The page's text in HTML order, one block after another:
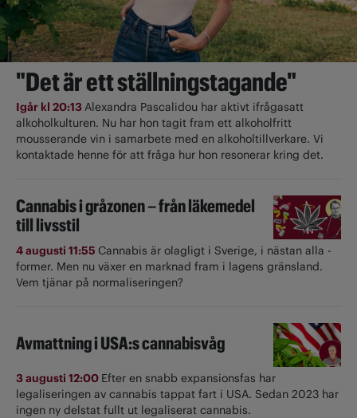
"Det är ett ställningstagande"
Igår kl 20:13Alexandra Pascalidou har aktivt ifrågasatt
alkoholkulturen. Nu har hon tagit fram ett alkoholfritt
mousserande vin i samarbete med en alkoholtillverkare. Vi
kontaktade henne för att fråga hur hon resonerar kring det.
Cannabis i gråzonen – från läkemedel
till livsstil
4 augusti 11:55 Cannabis är olagligt i ­Sverige, i nästan alla ­
former. Men nu växer en marknad fram i lagens gränsland.
Vem tjänar på normaliseringen?
Avmattning i USA:s cannabisvåg
3 augusti 12:00 Efter en snabb expansionsfas har
legaliseringen av cannabis tappat fart i USA. Sedan 2023 har
ingen ny delstat fullt ut ­legaliserat cannabis.